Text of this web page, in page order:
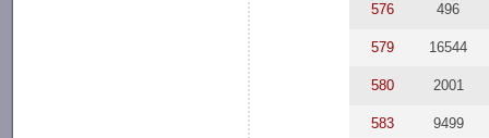
576 496
579 16544
580 2001
583 9499